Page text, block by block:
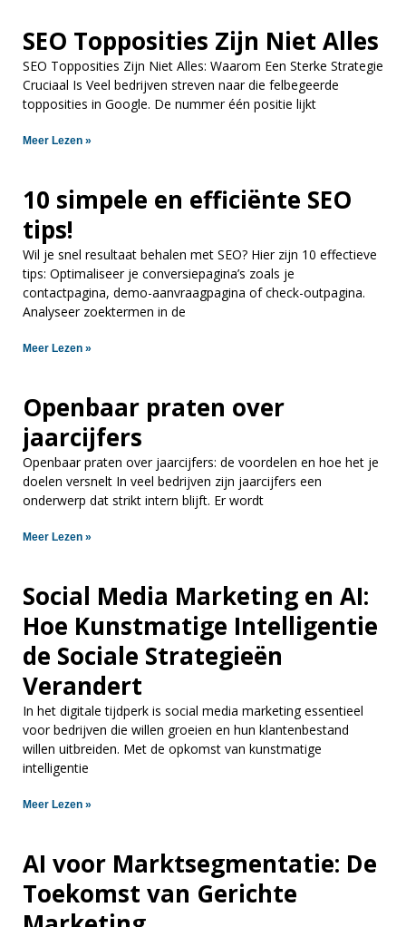
SEO Topposities Zijn Niet Alles
SEO Topposities Zijn Niet Alles: Waarom Een Sterke Strategie
Cruciaal Is Veel bedrijven streven naar die felbegeerde
topposities in Google. De nummer één positie lijkt
Meer Lezen »
10 simpele en efficiënte SEO
tips!
Wil je snel resultaat behalen met SEO? Hier zijn 10 effectieve
tips: Optimaliseer je conversiepagina’s zoals je
contactpagina, demo-aanvraagpagina of check-outpagina.
Analyseer zoektermen in de
Meer Lezen »
Openbaar praten over
jaarcijfers
Openbaar praten over jaarcijfers: de voordelen en hoe het je
doelen versnelt In veel bedrijven zijn jaarcijfers een
onderwerp dat strikt intern blijft. Er wordt
Meer Lezen »
Social Media Marketing en AI:
Hoe Kunstmatige Intelligentie
de Sociale Strategieën
Verandert
In het digitale tijdperk is social media marketing essentieel
voor bedrijven die willen groeien en hun klantenbestand
willen uitbreiden. Met de opkomst van kunstmatige
intelligentie
Meer Lezen »
AI voor Marktsegmentatie: De
Toekomst van Gerichte